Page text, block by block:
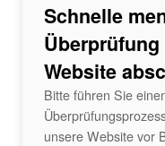
Schnelle
Website
Bitte führen Sie
unsere Website vor